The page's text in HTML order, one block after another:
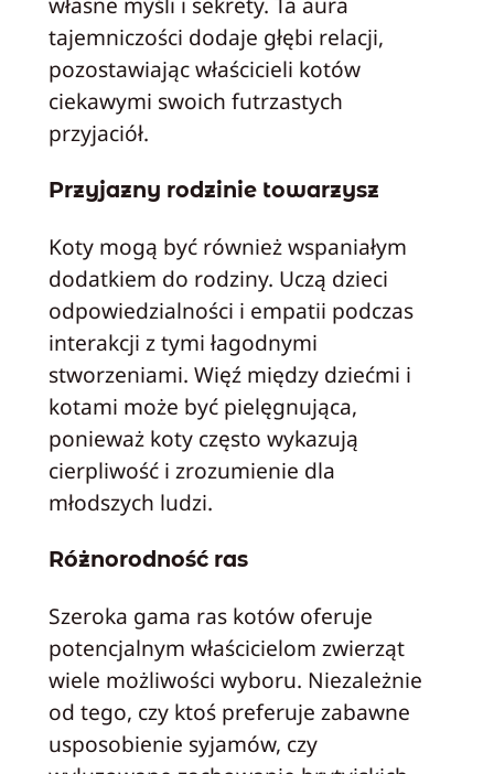
tajemniczości dodaje głębi relacji,
pozostawiając właścicieli kotów
ciekawymi swoich futrzastych
przyjaciół.
Przyjazny rodzinie towarzysz
Koty mogą być również wspaniałym
dodatkiem do rodziny. Uczą dzieci
odpowiedzialności i empatii podczas
interakcji z tymi łagodnymi
stworzeniami. Więź między dziećmi i
kotami może być pielęgnująca,
ponieważ koty często wykazują
cierpliwość i zrozumienie dla
młodszych ludzi.
Różnorodność ras
Szeroka gama ras kotów oferuje
potencjalnym właścicielom zwierząt
wiele możliwości wyboru. Niezależnie
od tego, czy ktoś preferuje zabawne
usposobienie syjamów, czy